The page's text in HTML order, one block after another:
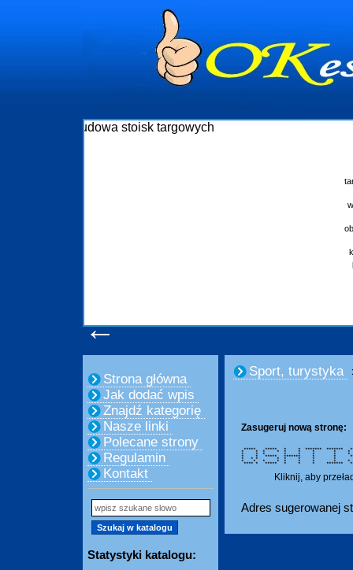
Budowa stoisk targowych
targowych w Polsce. W asortymencie posiadamy przyrządzenie stoisk
wykonywać tak, aby każdy z klientów był zadowolony, oraz otrzymywał to
obsługując firmy oraz organizacje państwowe. Dzięki ogromnej wprawie,
konsumentów. Oddajemy w Państwa ręce nowatorskich projektantów,
produkcyjne, logistyczne, drukarnię wielkoformatową oraz wszelką
←
Strona główna
Jak dodać wpis
Znajdź kategorię
Nasze linki
Polecane strony
Regulamin
Kontakt
Statystyki katalogu:
Sport, turystyka
Zasugeruj nową stronę:
***** ***** * * *******
* * * * * * * * *
* * * * * * *
* * ***** ******* * *
* * * * * * *
* * * * * * *
**** * ***** * * *
Kliknij, aby
Adres sugerowanej